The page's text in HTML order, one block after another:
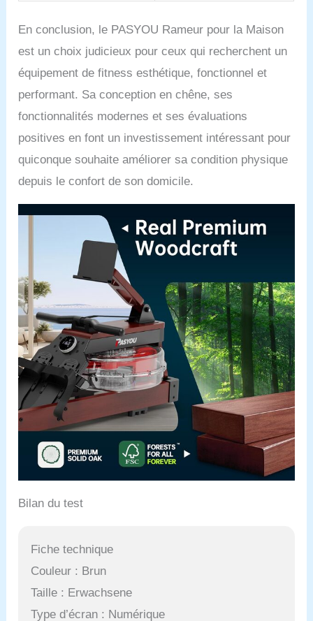
En conclusion, le PASYOU Rameur pour la Maison
est un choix judicieux pour ceux qui recherchent un
équipement de fitness esthétique, fonctionnel et
performant. Sa conception en chêne, ses
fonctionnalités modernes et ses évaluations
positives en font un investissement intéressant pour
quiconque souhaite améliorer sa condition physique
depuis le confort de son domicile.
Bilan du test
Fiche technique
Couleur : Brun
Taille : Erwachsene
Type d’écran : Numérique